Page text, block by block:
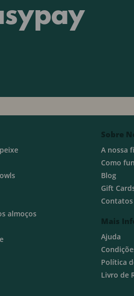
almoços
Sobre
A nossa
Como
Blog
Gift
Contatos
Mais
Ajuda
Política
Livro de